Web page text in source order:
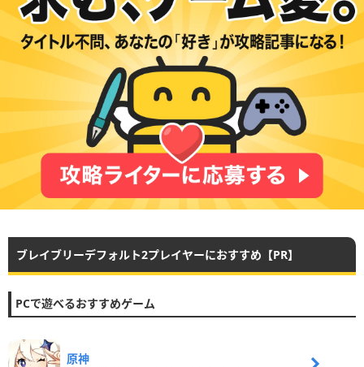
ブレイブリーデフォルト2プレイヤーにおすすめ【PR】
PCで遊べるおすすめゲーム
原神